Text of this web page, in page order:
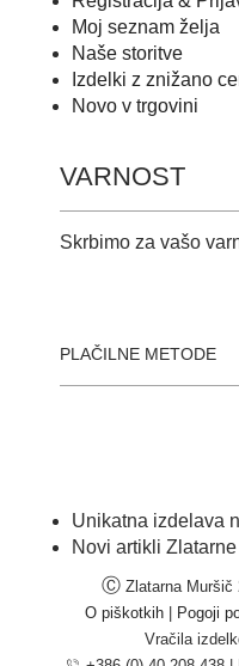
Moj seznam želja
Naše storitve
Izdelki z znižano
Novo v trgovini
VARNOST
Skrbimo za vašo
PLAČILNE METODE
Unikatna izdelava
Novi artikli
Ⓒ Zlatarna Muršič
O piškotkih| Pogoji
Vračila